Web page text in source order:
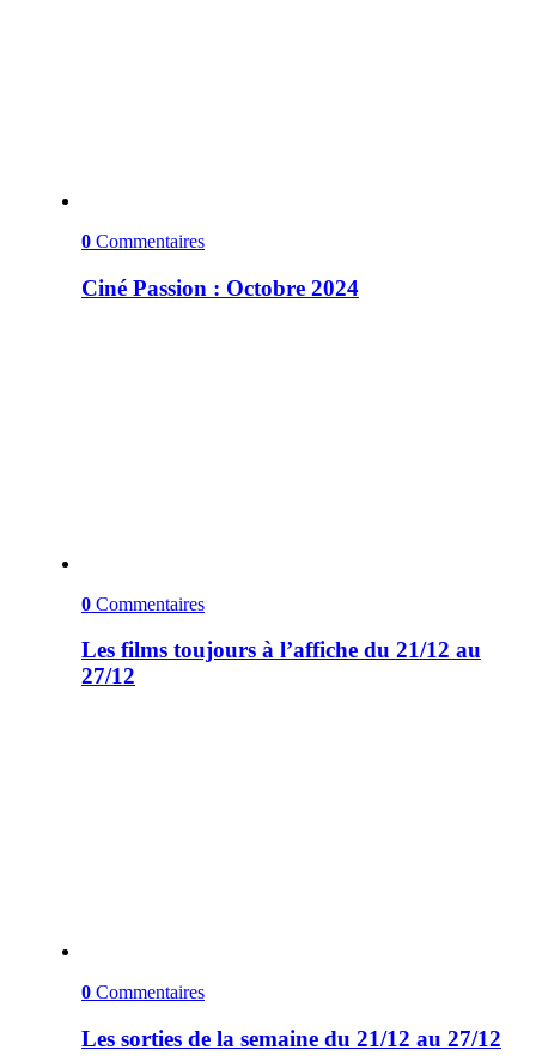
0 Commentaires
Ciné Passion : Octobre 2024
0 Commentaires
Les films toujours à l’affiche du 21/12 au
27/12
0 Commentaires
Les sorties de la semaine du 21/12 au 27/12